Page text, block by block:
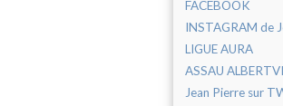
FACEBOOK
INSTAGRAM de
LIGUE AURA
ASSAU
Jean Pierre sur